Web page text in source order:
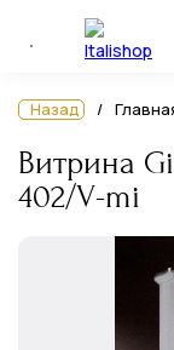
Назад
Витрина
402/V-mi